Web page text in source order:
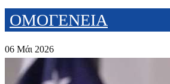
ΟΜΟΓΕΝΕΙΑ
06 Μάι 2026